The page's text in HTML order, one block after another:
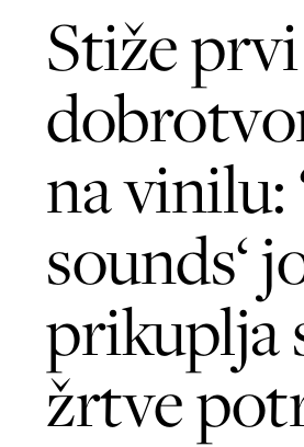
Stiže
na vinilu:
sounds‘
prikuplja
žrtve